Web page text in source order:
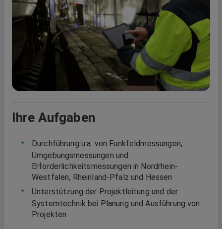
Ihre Aufgaben
Durchführung u.a. von Funkfeldmessungen,
Umgebungsmessungen und
Erforderlichkeitsmessungen in Nordrhein-
Westfalen, Rheinland-Pfalz und Hessen
Unterstützung der Projektleitung und der
Systemtechnik bei Planung und Ausführung von
Projekten